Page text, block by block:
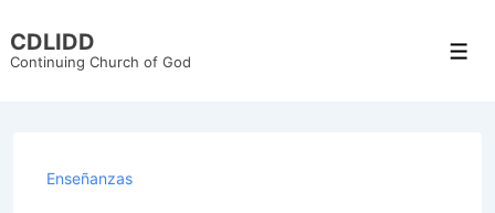
Skip
CDLIDD
Continuing Church of God
Enseñanzas